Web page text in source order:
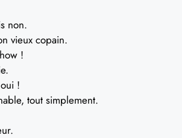
non.
vieux copain.
!
!
tout simplement.